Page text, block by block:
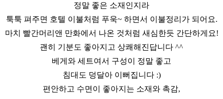
정말 좋은 소재인지라
툭툭 펴주면 호텔 이불처럼 푸욱~ 하면서 이불정리가 되어요.
마치 빨간머리앤 만화에서 나온 것처럼 새심한듯 간단하게요!
괜히 기분도 좋아지고 상쾌해진답니다 ^^
베게와 세트여서 구성이 정말 좋고
침대도 덩달아 이뻐집니다 :)
편안하고 수면이 좋아지는 소재와 촉감,